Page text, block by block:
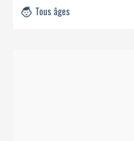
Tous âges